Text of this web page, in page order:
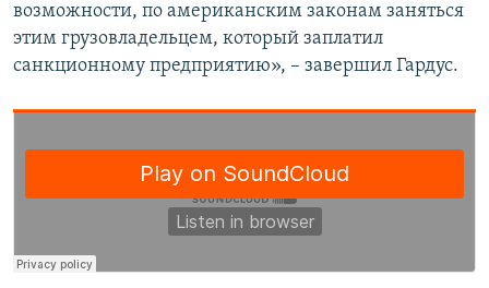
возможности, по американским законам заняться
этим грузовладельцем, который заплатил
санкционному предприятию», – завершил Гардус.